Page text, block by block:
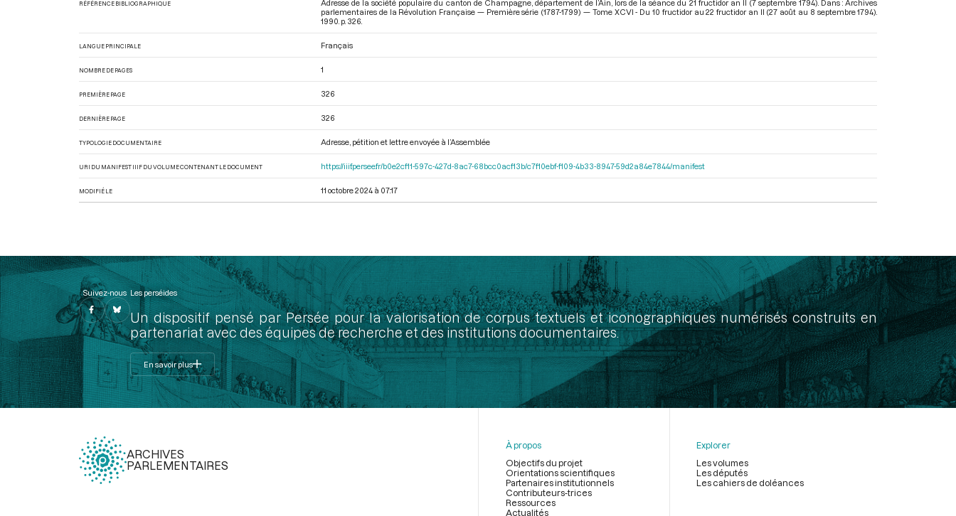
RÉFÉRENCE BIBLIOGRAPHIQUE
Adresse de la société populaire du canton de Champagne, département de l’Ain, lors de la séance du 21 fructidor an II (7 septembre 1794). Dans : Archives
parlementaires de la Révolution Française — Première série (1787-1799) — Tome XCVI - Du 10 fructidor au 22 fructidor an II (27 août au 8 septembre 1794)
1990. p. 326.
LANGUE PRINCIPALE Français
NOMBRE DE PAGES 1
PREMIÈRE PAGE 326
DERNIÈRE PAGE 326
TYPOLOGIE DOCUMENTAIRE Adresse, pétition et lettre envoyée à l’Assemblée
URI DU MANIFEST IIIF DU VOLUME CONTENANT LE DOCUMENT https://iiif.persee.fr/b0e2cf11-597c-427d-8ac7-68bcc0acf13b/c7f10ebf-f109-4b33-8947-59d2a84e7844/manifest
MODIFIÉ LE 11 octobre 2024 à 07:17
Suivez-nous Les perséides
Un dispositif pensé par Persée pour la valorisation de corpus textuels et iconographiques numérisés construits en
partenariat avec des équipes de recherche et des institutions documentaires.
En savoir plus
ARCHIVES
PARLEMENTAIRES
À propos
Objectifs du projet
Orientations scientifiques
Partenaires institutionnels
Contributeurs-trices
Ressources
Actualités
Explorer
Les volumes
Les députés
Les cahiers de doléances